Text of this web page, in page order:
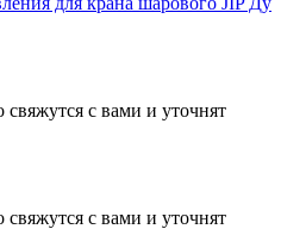
с вами и уточнят
с вами и уточнят